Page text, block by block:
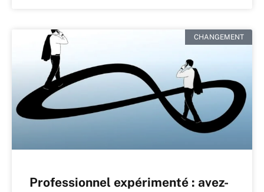
CHANGEMENT
Professionnel expérimenté : avez-